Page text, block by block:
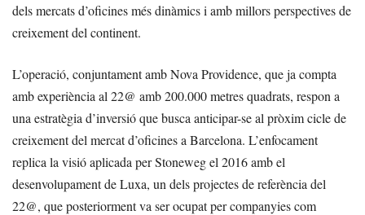
dels mercats d’oficines més dinàmics i amb millors perspectives de
creixement del continent.
L’operació, conjuntament amb Nova Providence, que ja compta
amb experiència al 22@ amb 200.000 metres quadrats, respon a
una estratègia d’inversió que busca anticipar-se al pròxim cicle de
creixement del mercat d’oficines a Barcelona. L’enfocament
replica la visió aplicada per Stoneweg el 2016 amb el
desenvolupament de Luxa, un dels projectes de referència del
22@, que posteriorment va ser ocupat per companyies com